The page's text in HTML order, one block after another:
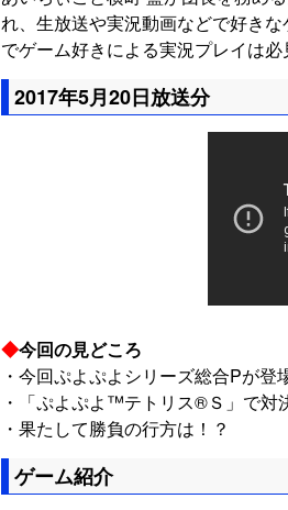
れ、生放送や実況動画などで好き
でゲーム好きによる実況プレイは必
2017年5月20日放送分
◆今回の見どころ
・今回ぷよぷよシリーズ総合Pが登
・「ぷよぷよ™テトリス®Ｓ」で対
・果たして勝負の行方は！？
ゲーム紹介